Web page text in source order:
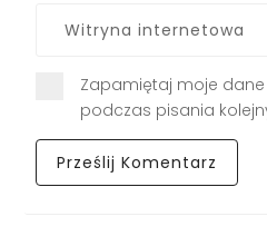
Zapamiętaj moje
podczas pisania